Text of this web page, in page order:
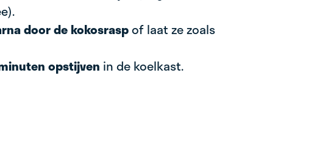
door de kokosraspof laat ze zoals
opstijven in de koelkast.